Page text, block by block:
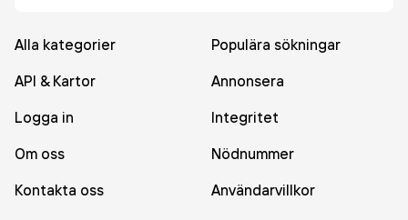
Alla kategorier
Populära sökningar
API & Kartor
Annonsera
Logga in
Integritet
Om oss
Nödnummer
Kontakta oss
Användarvillkor